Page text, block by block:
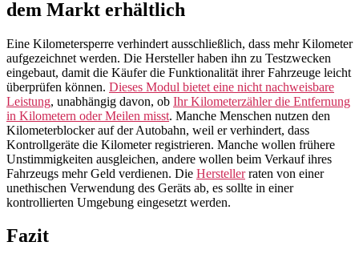
dem Markt erhältlich
Eine Kilometersperre verhindert ausschließlich, dass mehr Kilometer
aufgezeichnet werden. Die Hersteller haben ihn zu Testzwecken
eingebaut, damit die Käufer die Funktionalität ihrer Fahrzeuge leicht
überprüfen können. Dieses Modul bietet eine nicht nachweisbare
Leistung, unabhängig davon, ob Ihr Kilometerzähler die Entfernung
in Kilometern oder Meilen misst. Manche Menschen nutzen den
Kilometerblocker auf der Autobahn, weil er verhindert, dass
Kontrollgeräte die Kilometer registrieren. Manche wollen frühere
Unstimmigkeiten ausgleichen, andere wollen beim Verkauf ihres
Fahrzeugs mehr Geld verdienen. Die Herstellerraten von einer
unethischen Verwendung des Geräts ab, es sollte in einer
kontrollierten Umgebung eingesetzt werden.
Fazit